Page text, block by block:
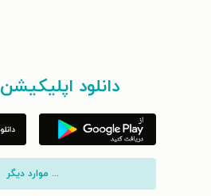
دانلود
... موارد دیگر